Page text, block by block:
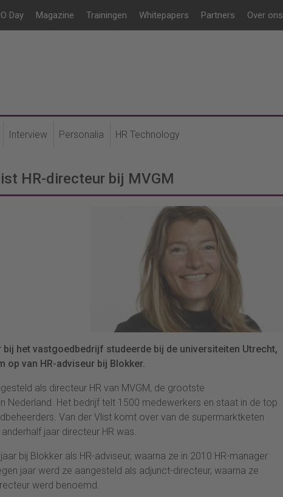
Day Magazine Trainingen Whitepapers Partners Over ons
Interview Personalia HR Technology
HR-directeur bij MVGM
bij het vastgoedbedrijf studeerde bij de universiteiten Utrecht,
op van HR-adviseur bij Blokker.
als directeur HR van MVGM, de grootste
Nederland. Het bedrijf telt 1500 medewerkers en staat in de top
Van der Vlist komt over van de supermarktketen
jaar directeur HR was.
bij Blokker als HR-adviseur, waarna ze in 2010 HR-manager
jaar werd ze aangesteld als adjunct-directeur, waarna ze
werd benoemd.